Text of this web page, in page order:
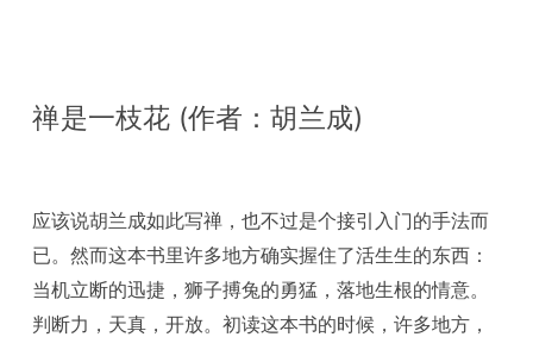
禅是一枝花 (作者：胡兰成)
应该说胡兰成如此写禅，也不过是个接引入门的手法而
已。然而这本书里许多地方确实握住了活生生的东西：
当机立断的迅捷，狮子搏兔的勇猛，落地生根的情意。
判断力，天真，开放。初读这本书的时候，许多地方，